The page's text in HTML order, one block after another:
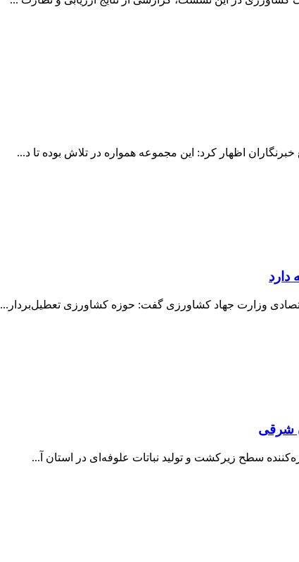
اظهار کرد: این مجموعه همواره در تلاش بوده تا د...
دارد
وزارت جهاد کشاورزی گفت: حوزه کشاورزی تعطیل‌بردار...
سطح زیرکشت و تولید نباتات علوفه‌ای در استان آ...